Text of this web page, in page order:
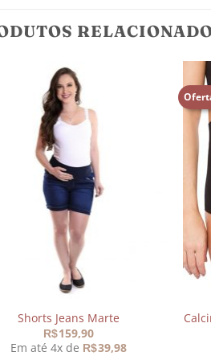
Shorts Jeans Marte
R$159,90
Em até 4x de R$39,98